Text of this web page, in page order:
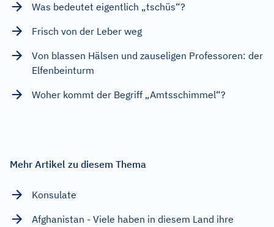
Was bedeutet eigentlich „tschüs“?
Frisch von der Leber weg
Von blassen Hälsen und zauseligen Professoren: der
Elfenbeinturm
Woher kommt der Begriff „Amtsschimmel“?
Mehr Artikel zu diesem Thema
Konsulate
Afghanistan - Viele haben in diesem Land ihre